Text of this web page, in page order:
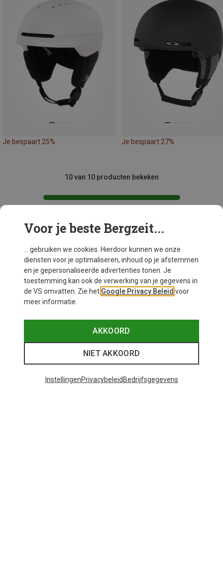
Je bespaart 25% Je bespaart 27%
10 van 10 producten bekeken
Mogelijk interessant voor je
Voor je beste Bergzeit...
... gebruiken we cookies. Hierdoor kunnen we onze
diensten voor je optimaliseren, inhoud op je afstemmen
en je gepersonaliseerde advertenties tonen. Je
toestemming kan ook de verwerking van je gegevens in
de VS omvatten. Zie het Google Privacy Beleid voor
meer informatie.
AKKOORD
NIET AKKOORD
InstellingenPrivacybeleid Bedrijfsgegevens